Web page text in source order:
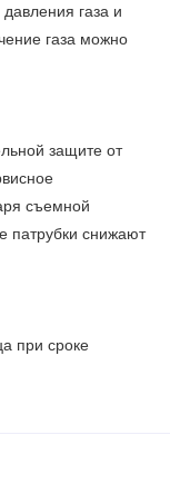
газа и
газа можно
защите от
съемной
патрубки снижают
при сроке